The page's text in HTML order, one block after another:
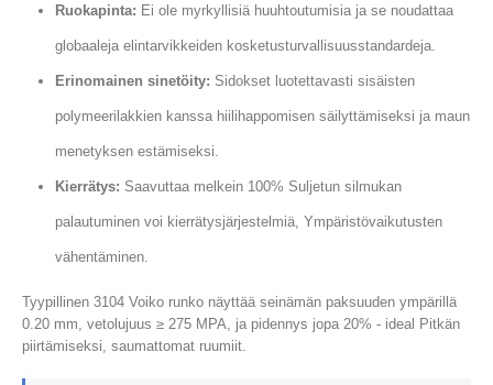
Ruokapinta: Ei ole myrkyllisiä huuhtoutumisia ja se noudattaa
globaaleja elintarvikkeiden kosketusturvallisuusstandardeja.
Erinomainen sinetöity: Sidokset luotettavasti sisäisten
polymeerilakkien kanssa hiilihappomisen säilyttämiseksi ja maun
menetyksen estämiseksi.
Kierrätys: Saavuttaa melkein 100% Suljetun silmukan
palautuminen voi kierrätysjärjestelmiä, Ympäristövaikutusten
vähentäminen.
Tyypillinen 3104 Voiko runko näyttää seinämän paksuuden ympärillä
0.20 mm, vetolujuus ≥ 275 MPA, ja pidennys jopa 20% - ideal Pitkän
piirtämiseksi, saumattomat ruumiit.